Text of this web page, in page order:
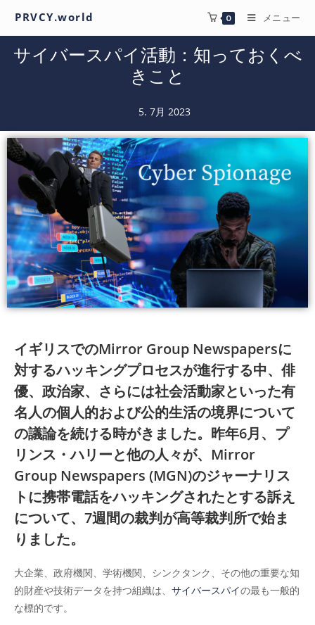
PRVCY.world 0 メニュー
サイバースパイ活動：知っておくべ
きこと
5. 7月 2023
イギリスでのMirror Group Newspapersに
対するハッキングプロセスが進行する中、俳
優、政治家、さらには社会活動家といった有
名人の個人的および公的生活の境界について
の議論を続ける時がきました。昨年6月、プ
リンス・ハリーと他の人々が、Mirror
Group Newspapers (MGN)のジャーナリス
トに携帯電話をハッキングされたとする訴え
について、7週間の裁判が高等裁判所で始ま
りました。
大企業、政府機関、学術機関、シンクタンク、その他の重要な知
的財産や技術データを持つ組織は、 サイバースパイの最も一般的
な標的です。